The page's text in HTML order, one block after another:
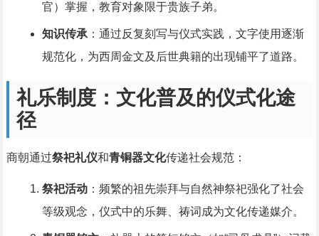
官）掌握，教育对象限于贵族子弟。
知识传承：通过反复刻写与仪式实践，文字使用逐渐
规范化，为西周金文及后世典籍的出现铺平了道路。
礼乐制度：文化普及的仪式化途
径
商朝通过祭祀礼仪和青铜器文化传递社会规范：
祭祀活动：频繁的祖先崇拜与自然神祭祀强化了社会
等级观念，仪式中的乐舞、祷词成为文化传递媒介。